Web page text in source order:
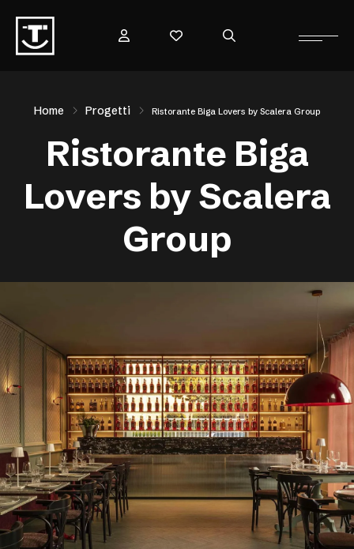
Home Progetti Ristorante Biga Lovers by Scalera Group
Ristorante Biga
Lovers by Scalera
Group